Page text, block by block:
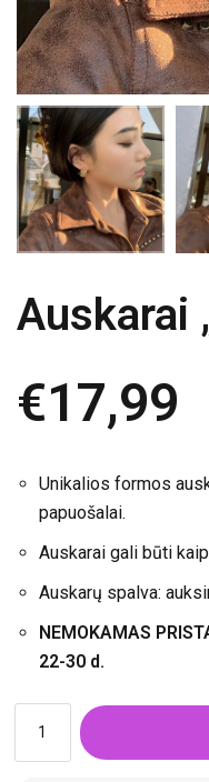
Auskarai
€17,99
Unikalios formos
papuošalai.
Auskarai gali būti
Auskarų spalva:
NEMOKAMAS
22-30 d.